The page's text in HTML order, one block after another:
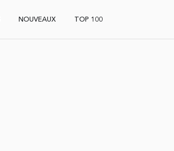
NOUVEAUX TOP 100